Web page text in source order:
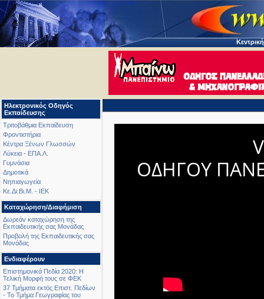
Ηλεκτρονικός Οδηγός
Εκπαίδευσης
Τριτοβάθμια Εκπαίδευση
Φροντιστήρια
Κέντρα Ξένων Γλωσσών
Λύκεια - ΕΠΑ.Λ.
Γυμνάσια
Δημοτικά
Νηπιαγωγεία
Κε.Δι.Βι.Μ. - ΙΕΚ
Καταχώρηση/Διαφήμιση
Δωρεάν καταχώρηση της
Εκπαιδευτικής σας Μονάδας
Προβολή της Εκπαιδευτικής σας
Μονάδας
Ενδιαφέρουν
Επιστημονικά Πεδία 2020: Η
Τελική Μορφή τους σε ΦΕΚ
37 Τμήματα εκτός Επιστ. Πεδίων
- Το Τμήμα Γεωγραφίας του
ΟΔΗΓΟΥ